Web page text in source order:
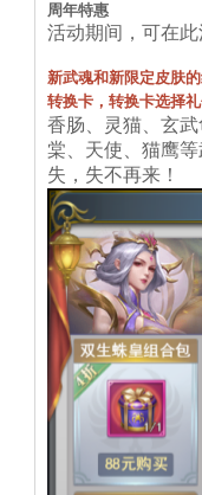
周年特惠
活动期间，可在此
新武魂和新限定皮肤
转换卡，转换卡选择
香肠、灵猫、玄
棠、天使、猫鹰
失，失不再来！